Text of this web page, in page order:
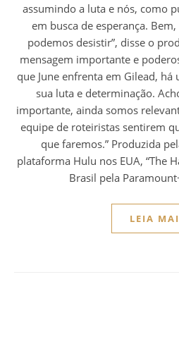
assumindo a luta e nós, como
em busca de esperança.
podemos desistir”, disse o
mensagem importante e
que June enfrenta em Gilead, há
sua luta e determinação.
importante, ainda somos
equipe de roteiristas sentirem
que faremos.” Produzida
plataforma Hulu nos EUA, “The
Brasil pela
LEIA